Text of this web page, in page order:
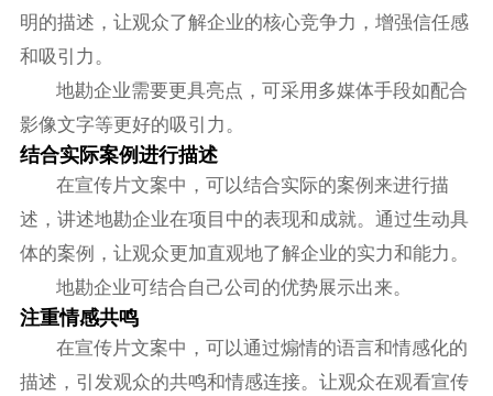
明的描述，让观众了解企业的核心竞争力，增强信任感
和吸引力。
地勘企业需要更具亮点，可采用多媒体手段如配合
影像文字等更好的吸引力。
结合实际案例进行描述
在宣传片文案中，可以结合实际的案例来进行描
述，讲述地勘企业在项目中的表现和成就。通过生动具
体的案例，让观众更加直观地了解企业的实力和能力。
地勘企业可结合自己公司的优势展示出来。
注重情感共鸣
在宣传片文案中，可以通过煽情的语言和情感化的
描述，引发观众的共鸣和情感连接。让观众在观看宣传